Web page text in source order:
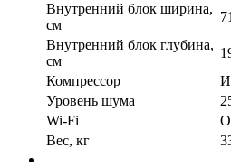
Внутренний блок ширина,
см
Внутренний блок глубина,
см
Компрессор
Уровень шума
Wi-Fi
Вес, кг